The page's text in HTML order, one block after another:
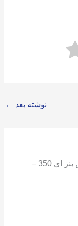
نوشته بعد ←
1 دیدگاه دربارهٔ «باتری ماشین مرسدس بنز ای 350 –